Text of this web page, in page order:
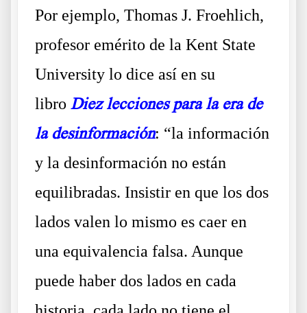
Por ejemplo, Thomas J. Froehlich,
profesor emérito de la Kent State
University lo dice así en su
libro Diez lecciones para la era de
la desinformación: “la información
y la desinformación no están
equilibradas. Insistir en que los dos
lados valen lo mismo es caer en
una equivalencia falsa. Aunque
puede haber dos lados en cada